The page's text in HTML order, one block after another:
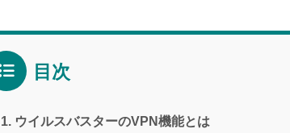
目次
1. ウイルスバスターのVPN機能とは